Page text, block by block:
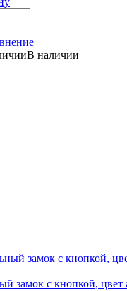
В наличии
замок с кнопкой,